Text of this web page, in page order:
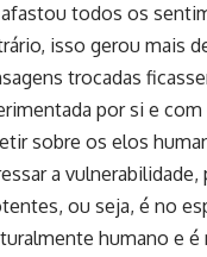
todos os
isso gerou mais
trocadas
por si e
sobre os elos
a
ou seja, é no
humano e é